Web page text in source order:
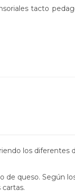
tacto
los diferentes
queso. Según